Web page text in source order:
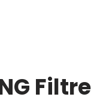
Filtre